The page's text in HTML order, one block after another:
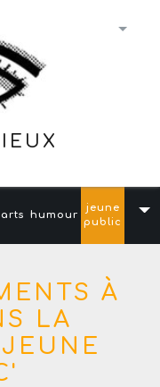
arts humour
jeune
public
À
LA